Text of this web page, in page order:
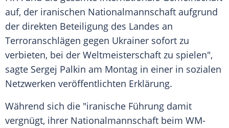
auf, der iranischen Nationalmannschaft aufgrund
der direkten Beteiligung des Landes an
Terroranschlägen gegen Ukrainer sofort zu
verbieten, bei der Weltmeisterschaft zu spielen",
sagte Sergej Palkin am Montag in einer in sozialen
Netzwerken veröffentlichten Erklärung.
Während sich die "iranische Führung damit
vergnügt, ihrer Nationalmannschaft beim WM-